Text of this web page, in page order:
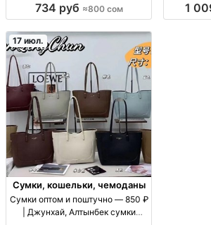
734 руб ≈800 сом
154»),
1
17 июл.
Сумки, кошельки, чемоданы
Сумки оптом и поштучно — 850 ₽
| Джунхай, Алтынбек сумки